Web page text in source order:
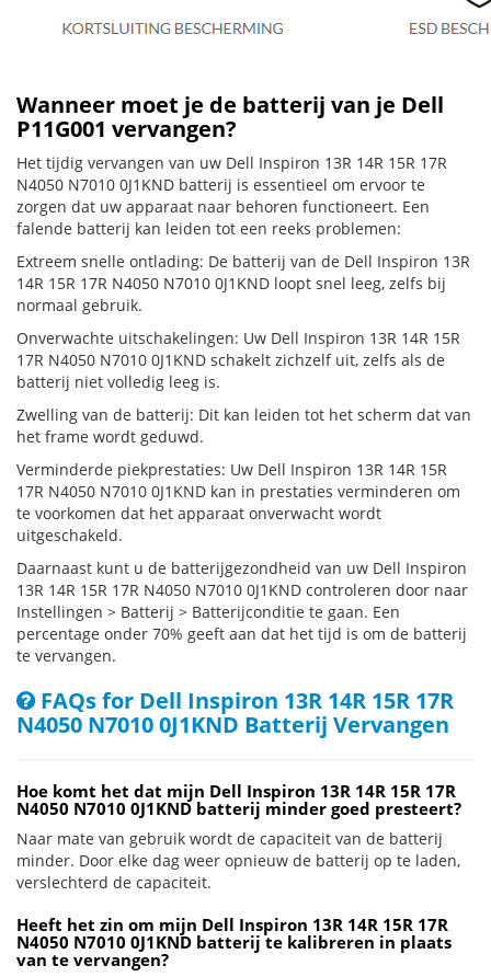
Wanneer moet je de batterij van je Dell
P11G001 vervangen?
Het tijdig vervangen van uw Dell Inspiron 13R 14R 15R 17R
N4050 N7010 0J1KND batterij is essentieel om ervoor te
zorgen dat uw apparaat naar behoren functioneert. Een
falende batterij kan leiden tot een reeks problemen:
Extreem snelle ontlading: De batterij van de Dell Inspiron 13R
14R 15R 17R N4050 N7010 0J1KND loopt snel leeg, zelfs bij
normaal gebruik.
Onverwachte uitschakelingen: Uw Dell Inspiron 13R 14R 15R
17R N4050 N7010 0J1KND schakelt zichzelf uit, zelfs als de
batterij niet volledig leeg is.
Zwelling van de batterij: Dit kan leiden tot het scherm dat van
het frame wordt geduwd.
Verminderde piekprestaties: Uw Dell Inspiron 13R 14R 15R
17R N4050 N7010 0J1KND kan in prestaties verminderen om
te voorkomen dat het apparaat onverwacht wordt
uitgeschakeld.
Daarnaast kunt u de batterijgezondheid van uw Dell Inspiron
13R 14R 15R 17R N4050 N7010 0J1KND controleren door naar
Instellingen > Batterij > Batterijconditie te gaan. Een
percentage onder 70% geeft aan dat het tijd is om de batterij
te vervangen.
FAQs for Dell Inspiron 13R 14R 15R 17R
N4050 N7010 0J1KND Batterij Vervangen
Hoe komt het dat mijn Dell Inspiron 13R 14R 15R 17R
N4050 N7010 0J1KND batterij minder goed presteert?
Naar mate van gebruik wordt de capaciteit van de batterij
minder. Door elke dag weer opnieuw de batterij op te laden,
verslechterd de capaciteit.
Heeft het zin om mijn Dell Inspiron 13R 14R 15R 17R
N4050 N7010 0J1KND batterij te kalibreren in plaats
van te vervangen?